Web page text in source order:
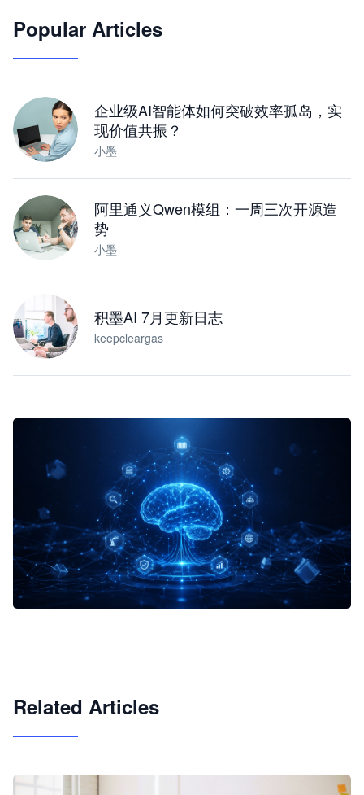
JimoClaw 桌面 AI Agent 工作台
Popular Articles
企业级AI智能体如何突破效率孤岛，实
现价值共振？
小墨
阿里通义Qwen模组：一周三次开源造
势
小墨
积墨AI 7月更新日志
keepcleargas
Related Articles